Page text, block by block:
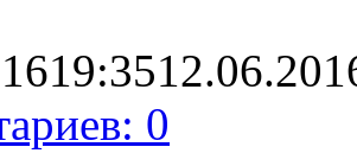
19:35
0